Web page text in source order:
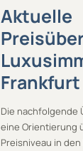
Aktuelle
Die nachfolgende
eine Orientierung
Preisniveau in